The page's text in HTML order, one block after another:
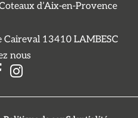
d’Aix-en-Provence
Caireval 13410 LAMBESC
nous